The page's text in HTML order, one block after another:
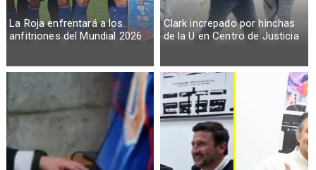
La Roja enfrentará a los
anfitriones del Mundial 2026
Clark increpado por hinchas
de la U en Centro de Justicia